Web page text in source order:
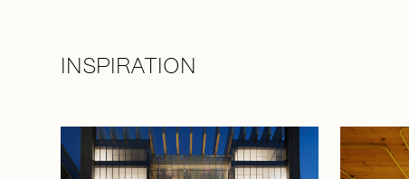
INSPIRATION
Appuyez pour passer le carrousel